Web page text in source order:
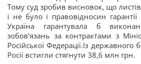
Тому суд зробив висновок, що
і не було і правовідносин
Україна гарантувала б
зобов’язань за контрактами з
Російської Федерації.Із
Росії встигли стягнути 38,6 млн грн.